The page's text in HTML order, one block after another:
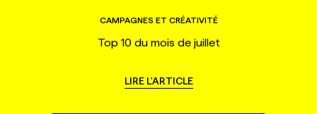
CAMPAGNES ET CRÉATIVITÉ
Top 10 du mois de juillet
LIRE L'ARTICLE